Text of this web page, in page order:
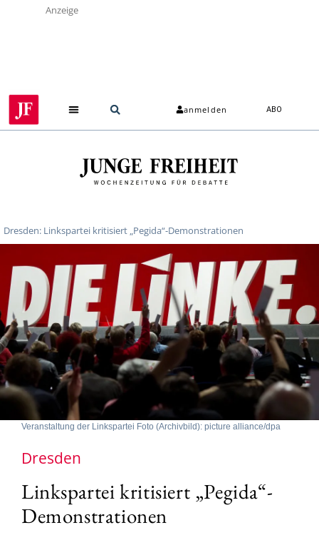
Anzeige
anmelden ABO
Dresden: Linkspartei kritisiert „Pegida“-Demonstrationen
Veranstaltung der Linkspartei Foto (Archivbild): picture alliance/dpa
Dresden
Linkspartei kritisiert „Pegida“-
Demonstrationen